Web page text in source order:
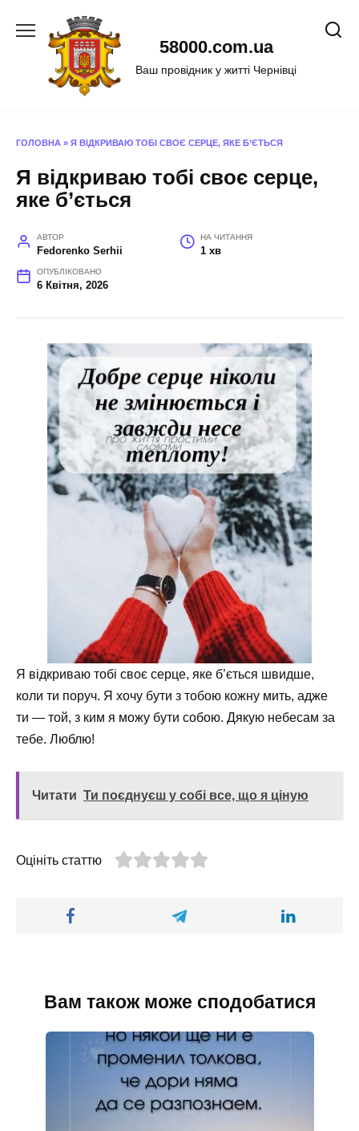
58000.com.ua
Ваш провідник у житті Чернівці
ГОЛОВНА » Я ВІДКРИВАЮ ТОБІ СВОЄ СЕРЦЕ, ЯКЕ Б’ЄТЬСЯ
Я відкриваю тобі своє серце,
яке б’ється
АВТОР
Fedorenko Serhii
НА ЧИТАННЯ
1 хв
ОПУБЛІКОВАНО
6 Квітня, 2026
Я відкриваю тобі своє серце, яке б’ється швидше,
коли ти поруч. Я хочу бути з тобою кожну мить, адже
ти — той, з ким я можу бути собою. Дякую небесам за
тебе. Люблю!
Читати Ти поєднуєш у собі все, що я ціную
Оцініть статтю
Вам також може сподобатися